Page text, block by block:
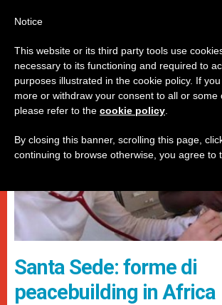
DICASTERI
Santa Sede: forme di
peacebuilding in Africa
Notice
This website or its third party tools use
necessary to its functioning and required to
purposes illustrated in the cookie policy. If
more or withdraw your consent to all or some
please refer to the cookie policy
By closing this banner, scrolling this page,
continuing to browse otherwise, you agree to